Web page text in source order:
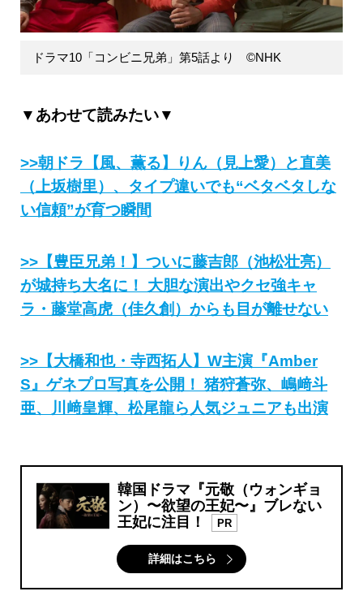
ドラマ10「コンビニ兄弟」第5話より ©NHK
▼あわせて読みたい▼
>>朝ドラ【風、薫る】りん（見上愛）と直美
（上坂樹里）、タイプ違いでも“ベタベタしな
い信頼”が育つ瞬間
>>【豊臣兄弟！】ついに藤吉郎（池松壮亮）
が城持ち大名に！ 大胆な演出やクセ強キャ
ラ・藤堂高虎（佳久創）からも目が離せない
>>【大橋和也・寺西拓人】W主演『Amber
S』ゲネプロ写真を公開！ 猪狩蒼弥、嶋﨑斗
亜、川﨑皇輝、松尾龍ら人気ジュニアも出演
韓国ドラマ『元敬（ウォンギョ
ン）〜欲望の王妃〜』ブレない
王妃に注目！
PR
詳細はこちら